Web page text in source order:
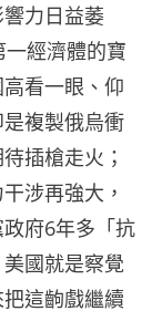
力日益萎
經濟體的寶
看一眼、仰
複製俄烏衝
插槍走火；
涉再強大，
府6年多「抗
國就是察覺
這齣戲繼續